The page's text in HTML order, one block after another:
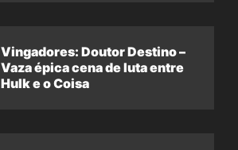
Vingadores: Doutor Destino –
Vaza épica cena de luta entre
Hulk e o Coisa